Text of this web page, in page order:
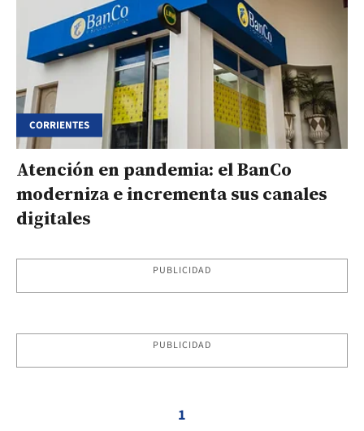
CORRIENTES
Atención en pandemia: el BanCo
moderniza e incrementa sus canales
digitales
PUBLICIDAD
PUBLICIDAD
1